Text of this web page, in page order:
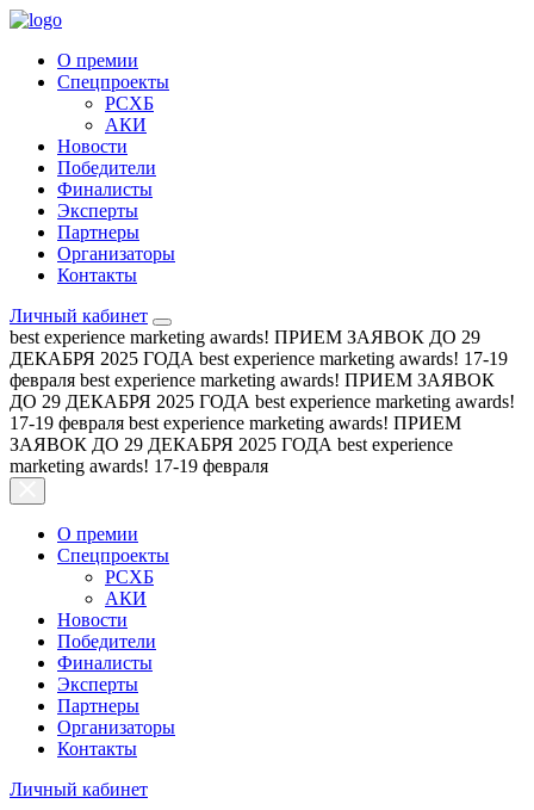
О премии
Спецпроекты
РСХБ
АКИ
Новости
Победители
Финалисты
Эксперты
Партнеры
Организаторы
Контакты
Личный кабинет
best experience marketing awards! ПРИЕМ ЗАЯВОК ДО 29
ДЕКАБРЯ 2025 ГОДА best experience marketing awards! 17-19
февраля best experience marketing awards! ПРИЕМ ЗАЯВОК
ДО 29 ДЕКАБРЯ 2025 ГОДА best experience marketing awards!
17-19 февраля best experience marketing awards! ПРИЕМ
ЗАЯВОК ДО 29 ДЕКАБРЯ 2025 ГОДА best experience
marketing awards! 17-19 февраля
О премии
Спецпроекты
РСХБ
АКИ
Новости
Победители
Финалисты
Эксперты
Партнеры
Организаторы
Контакты
Личный кабинет